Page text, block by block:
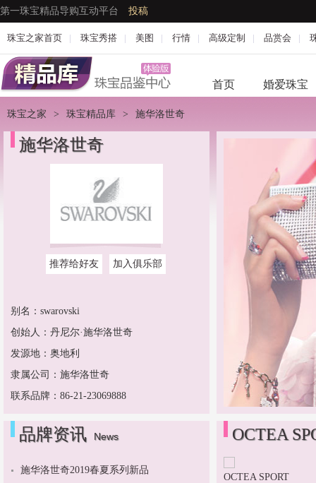
第一珠宝精品导购互动平台 投稿
珠宝之家首页 | 珠宝秀搭 | 美图 | 行情 | 高级定制 | 品赏会 |
首页 婚爱珠宝
珠宝之家 > 珠宝精品库 > 施华洛世奇
施华洛世奇
推荐给好友 加入俱乐部
别名：swarovski
创始人：丹尼尔·施华洛世奇
发源地：奥地利
隶属公司：施华洛世奇
联系品牌：86-21-23069888
品牌资讯 News
施华洛世奇2019春夏系列新品
OCTEA
OCTEA SPORT